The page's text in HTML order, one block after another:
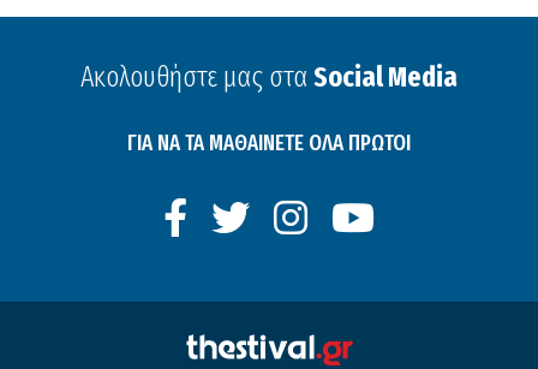
Ακολουθήστε μας στα Social Media
ΓΙΑ ΝΑ ΤΑ ΜΑΘΑΙΝΕΤΕ ΟΛΑ ΠΡΩΤΟΙ